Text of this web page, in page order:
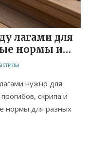
лагами для
нормы и
нужно для
скрипа и
нормы для разных